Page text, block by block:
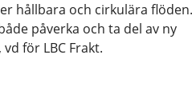
hållbara och cirkulära flöden.
påverka och ta del av ny
för LBC Frakt.